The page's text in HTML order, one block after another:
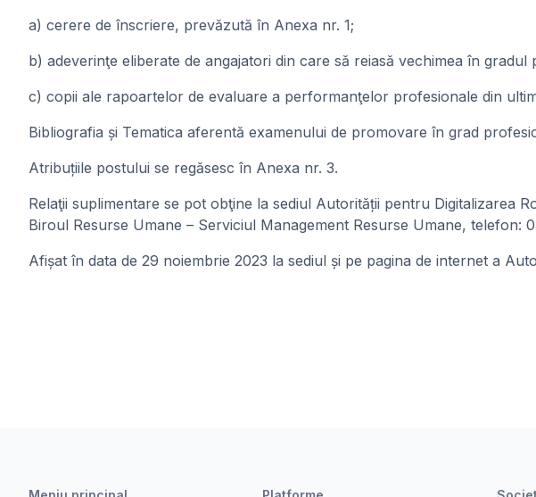
a) cerere de înscriere, prevăzută în Anexa nr. 1;
b) adeverinţe eliberate de angajatori din care să reiasă vechimea în
c) copii ale rapoartelor de evaluare a performanţelor profesionale din
Bibliografia și Tematica aferentă examenului de promovare în grad
Atribuțiile postului se regăsesc în Anexa nr. 3.
Relaţii suplimentare se pot obţine la sediul Autorității pentru Digitalizarea
Biroul Resurse Umane – Serviciul Management Resurse Umane, telefon:
Afișat în data de 29 noiembrie 2023 la sediul și pe pagina de internet a